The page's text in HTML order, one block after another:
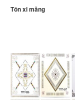
Tôn xi măng